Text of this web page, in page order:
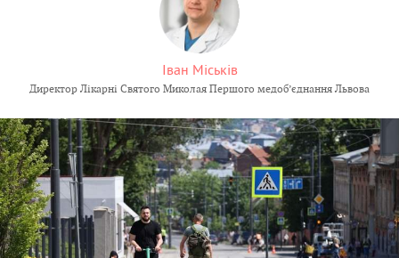
Іван Міськів
Директор Лікарні Святого Миколая Першого медоб’єднання Львова